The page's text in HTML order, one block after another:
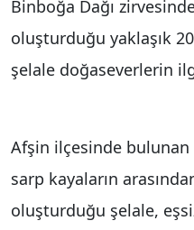
Binboğa Dağı
oluşturduğu yaklaşık
şelale doğaseverlerin
Afşin ilçesinde bulunan
sarp kayaların
oluşturduğu şelale,